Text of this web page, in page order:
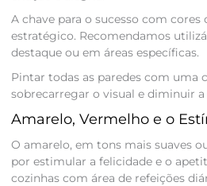
A chave para o sucesso com cores
estratégico. Recomendamos
destaque ou em áreas específicas.
Pintar todas as paredes com uma
sobrecarregar o visual e diminuir a
Amarelo, Vermelho e o
O amarelo, em tons mais suaves
por estimular a felicidade e o
cozinhas com área de refeições